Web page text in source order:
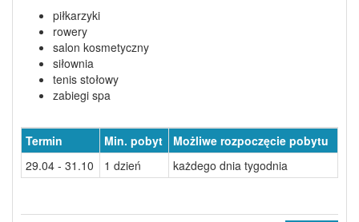
piłkarzyki
rowery
salon kosmetyczny
siłownia
tenis stołowy
zabiegi spa
Termin Min. pobyt
Możliwe rozpoczęcie pobytu
29.04 - 31.10
1 dzień każdego dnia tygodnia